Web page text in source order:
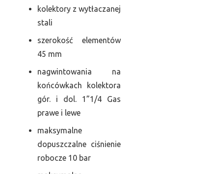
kolektory z wytłaczanej
stali
szerokość elementów
45 mm
nagwintowania na
końcówkach kolektora
gór. i dol. 1”1/4 Gas
prawe i lewe
maksymalne
dopuszczalne ciśnienie
robocze 10 bar